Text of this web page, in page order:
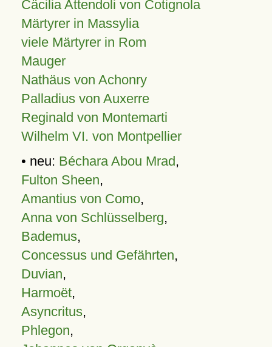
Cäcilia Attendoli von Cotignola
Märtyrer in Massylia
viele Märtyrer in Rom
Mauger
Nathäus von Achonry
Palladius von Auxerre
Reginald von Montemarti
Wilhelm VI. von Montpellier
• neu: Béchara Abou Mrad,
Fulton Sheen,
Amantius von Como,
Anna von Schlüsselberg,
Bademus,
Concessus und Gefährten,
Duvian,
Harmoët,
Asyncritus,
Phlegon,